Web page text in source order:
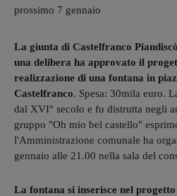
prossimo 7 gennaio
La giunta di Castelfranco
una delibera ha approvato il
realizzazione di una fontana in
Castelfranco. Spesa: 30mila euro.
dal XVI° secolo e fu distrutta negli
gruppo "Oh mio bel castello"
l'Amministrazione comunale ha
gennaio alle 21.00 nella sala del
La fontana si inserisce nel